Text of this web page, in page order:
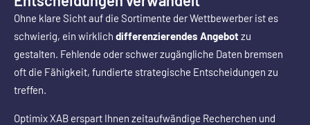
Ohne klare Sicht auf die Sortimente der Wettbewerber ist es
schwierig, ein wirklich differenzierendes Angebotzu
gestalten. Fehlende oder schwer zugängliche Daten bremsen
oft die Fähigkeit, fundierte strategische Entscheidungen zu
treffen.
Optimix XAB erspart Ihnen zeitaufwändige Recherchen und